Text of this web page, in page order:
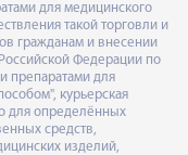
для медицинского
такой торговли и
гражданам и внесении
Федерации по
препаратами для
курьерская
для определённых
средств,
изделий,